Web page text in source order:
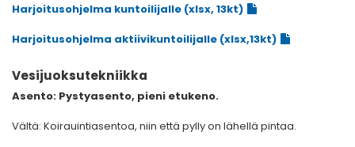
Harjoitusohjelma kuntoilijalle (xlsx, 13kt)
Harjoitusohjelma aktiivikuntoilijalle (xlsx,13kt)
Vesijuoksutekniikka
Asento: Pystyasento, pieni etukeno.​
Vältä: Koirauintiasentoa, niin että pylly on lähellä pintaa.